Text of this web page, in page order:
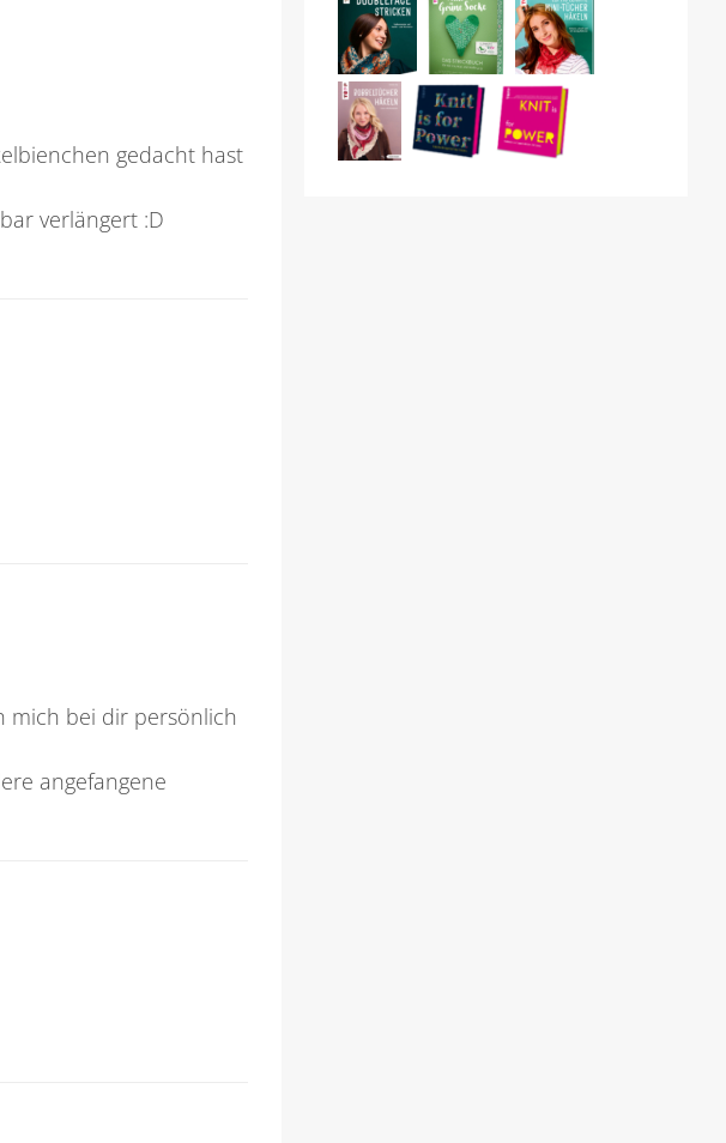
gedacht hast
verlängert :D
mich bei dir persönlich
angefangene